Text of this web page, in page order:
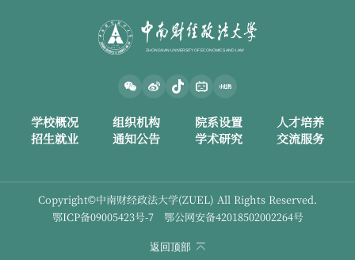
学校概况 组织机构 院系设置
人才培养
招生就业
通知公告 学术研究 交流服务
Copyright©中南财经政法大学(ZUEL) All Rights Reserved.
鄂ICP备09005423号-7 鄂公网安备42018502002264号